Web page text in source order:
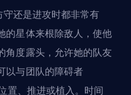
还是进攻时都非常有
的星体来根除敌人，使他
角度露头，允许她的队友
以与团队的障碍者
置、推进或植入。时间